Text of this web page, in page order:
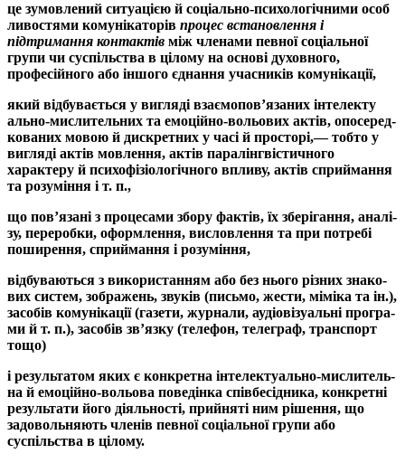
це зумовлений ситуацією й соціально-психологічними особ
ливостями ко­му­ні­каторів процес встановлення і
підтримання контактів між членами пев­ної соціальної
групи чи суспільства в цілому на основі духовного,
професій­ного або іншого єднання учасників комунікації,
який відбувається у вигляді взаємопов’язаних інтелекту
ально-ми­сли­­тель­них та емоційно-вольових актів, опо­серед­­
кованих мовою й дискретних у часі й просторі,— тобто у
вигляді актів мовлення, актів паралінгвістичного
характеру й психофізіо­логічного впливу, актів сприй­ман­ня
та розуміння і т. п.,
що пов’язані з процесами збору фактів, їх зберігання, аналі­
зу, переробки, оформлення, висловлення та при потребі
поши­рен­ня, сприймання і розуміння,
відбуваються з використан­ням або без нього різних знако­
вих систем, зображень, звуків (письмо, жести, міміка та ін.),
за­со­бів комунікації (газети, жур­нали, аудіовізуальні про­гра­
ми й т. п.), засобів зв’язку (теле­фон, теле­граф, транспорт
тощо)
і результатом яких є конкретна інтелектуально-мислитель­
на й емоційно-вольова пове­дінка співбесідника, конкретні
ре­зультати його діяльності, прийняті ним рішення, що
задоволь­няють членів певної соціальної групи або
суспільства в ці­лому.